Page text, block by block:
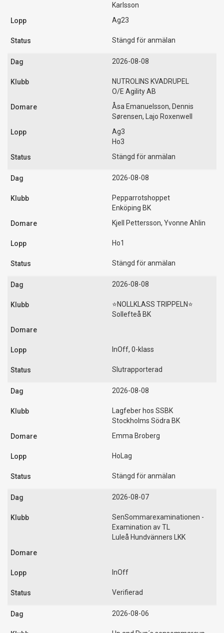
Karlsson
Ag23
Stängd för anmälan
2026-08-08
NUTROLINS KVADRUPEL
O/E Agility AB
Åsa Emanuelsson, Dennis
Sørensen, Lajo Roxenwell
Ag3
Ho3
Stängd för anmälan
2026-08-08
Pepparrotshoppet
Enköping BK
Kjell Pettersson, Yvonne Ahlin
Ho1
Stängd för anmälan
2026-08-08
⭐️NOLLKLASS TRIPPELN⭐️
Sollefteå BK
InOff, 0-klass
Slutrapporterad
2026-08-08
Lagfeber hos SSBK
Stockholms Södra BK
Emma Broberg
HoLag
Stängd för anmälan
2026-08-07
SenSommarexaminationen -
Examination av TL
Luleå Hundvänners LKK
InOff
Verifierad
2026-08-06